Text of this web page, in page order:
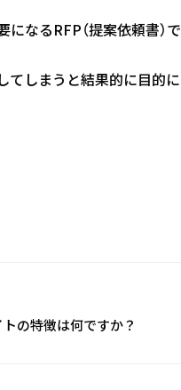
なるRFP（提案依頼書）で
てしまうと結果的に目的に
の特徴は何ですか？